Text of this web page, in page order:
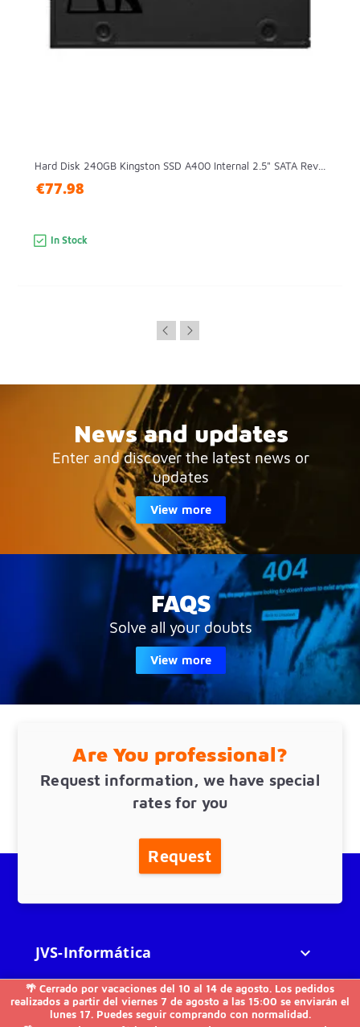
🌴 Cerrado por vacaciones del 10 al 14 de agosto. Los pedidos
realizados a partir del viernes 7 de agosto a las 15:00 se enviarán el
lunes 17. Puedes seguir comprando con normalidad.
Hard Disk 240GB Kingston SSD A400 Internal 2.5" SATA Rev...
€77.98
In Stock
News and updates
Enter and discover the latest news or
updates
View more
FAQS
Solve all your doubts
View more
Are You professional?
Request information, we have special
rates for you
Request
JVS-Informática 
FAQs 